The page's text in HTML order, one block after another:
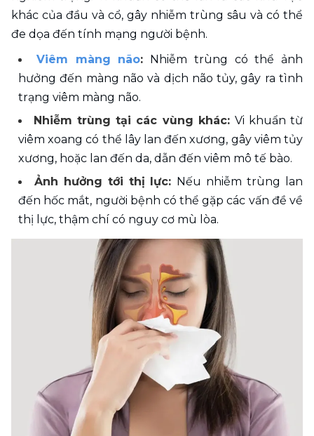
khác của đầu và cổ, gây nhiễm trùng sâu và có thể
đe dọa đến tính mạng người bệnh.
Viêm màng não: Nhiễm trùng có thể ảnh
hưởng đến màng não và dịch não tủy, gây ra tình
trạng viêm màng não.
Nhiễm trùng tại các vùng khác: Vi khuẩn từ
viêm xoang có thể lây lan đến xương, gây viêm tủy
xương, hoặc lan đến da, dẫn đến viêm mô tế bào.
Ảnh hưởng tới thị lực: Nếu nhiễm trùng lan
đến hốc mắt, người bệnh có thể gặp các vấn đề về
thị lực, thậm chí có nguy cơ mù lòa.